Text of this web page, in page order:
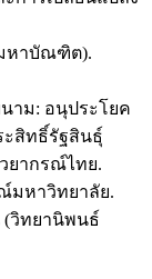
หาบัณฑิต).
าม: อนุประโยค
ะสิทธิ์รัฐสินธุ์
ยากรณ์ไทย.
มหาวิทยาลัย.
(วิทยานิพนธ์